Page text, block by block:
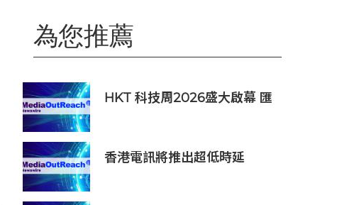
為您推薦
HKT 科技周2026盛大啟幕 匯
香港電訊將推出超低時延